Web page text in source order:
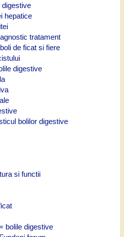
digestive
hepatice
tratament
de ficat si fiere
digestive
bolilor digestive
si functii
bolile digestive